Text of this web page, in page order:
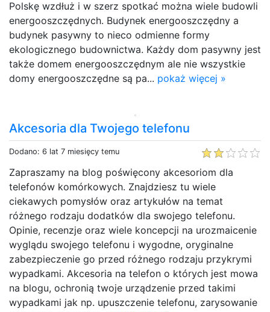
Polskę wzdłuż i w szerz spotkać można wiele budowli
energooszczędnych. Budynek energooszczędny a
budynek pasywny to nieco odmienne formy
ekologicznego budownictwa. Każdy dom pasywny jest
także domem energooszczędnym ale nie wszystkie
domy energooszczędne są pa... pokaż więcej »
Akcesoria dla Twojego telefonu
Dodano: 6 lat 7 miesięcy temu
Zapraszamy na blog poświęcony akcesoriom dla
telefonów komórkowych. Znajdziesz tu wiele
ciekawych pomysłów oraz artykułów na temat
różnego rodzaju dodatków dla swojego telefonu.
Opinie, recenzje oraz wiele koncepcji na urozmaicenie
wyglądu swojego telefonu i wygodne, oryginalne
zabezpieczenie go przed różnego rodzaju przykrymi
wypadkami. Akcesoria na telefon o których jest mowa
na blogu, ochronią twoje urządzenie przed takimi
wypadkami jak np. upuszczenie telefonu, zarysowanie